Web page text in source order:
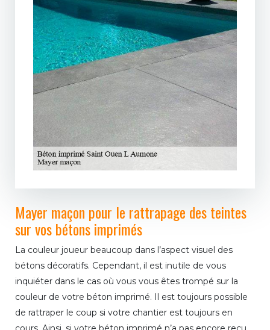
Mayer maçon pour le rattrapage des teintes
sur vos bétons imprimés
La couleur joueur beaucoup dans l’aspect visuel des
bétons décoratifs. Cependant, il est inutile de vous
inquiéter dans le cas où vous vous êtes trompé sur la
couleur de votre béton imprimé. Il est toujours possible
de rattraper le coup si votre chantier est toujours en